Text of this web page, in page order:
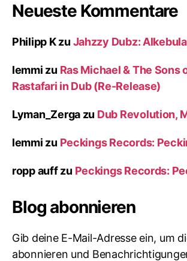
Neueste Kommentare
Philipp Kzu Jahzzy Dubz:
lemmi zu Ras Michael & The Sons
Rastafari in Dub (Re-Release)
Lyman_Zerga zu Dub Revolution,
lemmi zu Peckings Records:
ropp auffzu Peckings Records:
Blog abonnieren
Gib deine E-Mail-Adresse ein, um
abonnieren und